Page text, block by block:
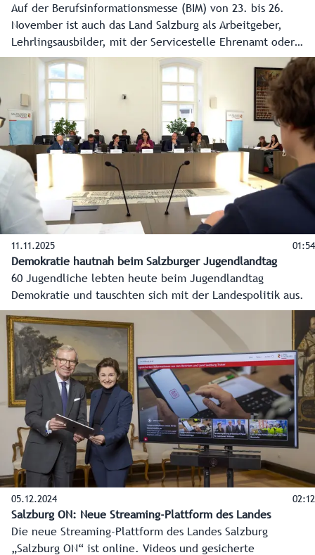
Auf der Berufsinformationsmesse (BIM) von 23. bis 26.
November ist auch das Land Salzburg als Arbeitgeber,
Lehrlingsausbilder, mit der Servicestelle Ehrenamt oder
den landwirtschaftlichen Fachschulen vertreten.
11.11.2025 01:54
Demokratie hautnah beim Salzburger Jugendlandtag
60 Jugendliche lebten heute beim Jugendlandtag
Demokratie und tauschten sich mit der Landespolitik aus.
05.12.2024 02:12
Salzburg ON: Neue Streaming-Plattform des Landes
Die neue Streaming-Plattform des Landes Salzburg
„Salzburg ON“ ist online. Videos und gesicherte